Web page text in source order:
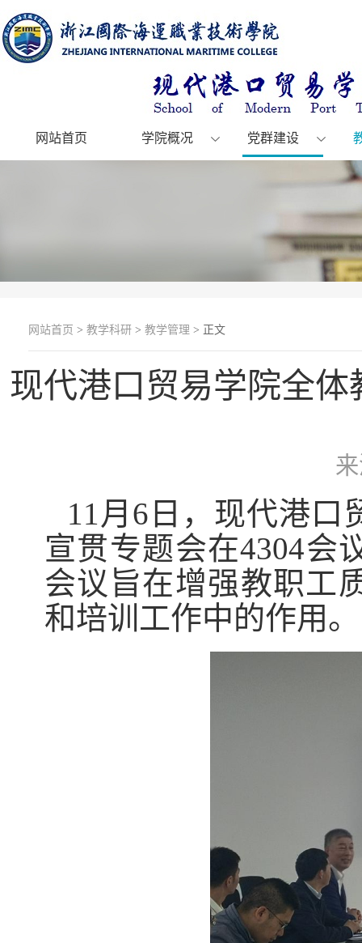
网站首页 学院概况 党群建设
网站首页 > 教学科研 > 教学管理 > 正文
现代港口贸易学院全
11月6日，现代港口
宣贯专题会在4304会
会议旨在增强教职工
和培训工作中的作用。